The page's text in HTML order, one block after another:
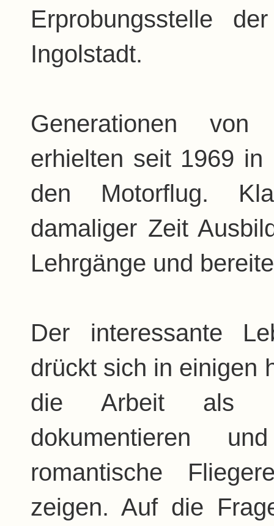
Erprobungsstelle
Ingolstadt.
Generationen
erhielten seit 1969
den Motorflug.
damaliger Zeit
Lehrgänge und
Der interessante
drückt sich in einigen
die Arbeit als
dokumentieren
romantische
zeigen. Auf die